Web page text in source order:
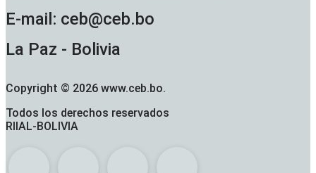
E-mail: ceb@ceb.bo
La Paz - Bolivia
Copyright © 2026 www.ceb.bo.
Todos los derechos reservados
RIIAL-BOLIVIA